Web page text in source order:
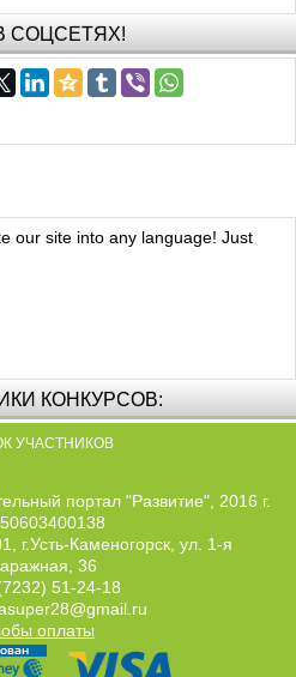
СОЦСЕТЯХ!
our site into any language! Just
КОНКУРСОВ:
УЧАСТНИКОВ
портал "Развитие", 2016 г.
г.Усть-Каменогорск, ул. 1-я
36
51-24-18
оплаты